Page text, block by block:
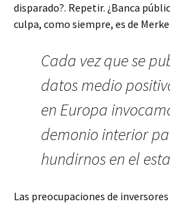
disparado?. Repetir. ¿Banca
culpa, como siempre, es de
Cada vez que se
datos medio
en Europa
demonio interior
hundirnos en el
Las preocupaciones de